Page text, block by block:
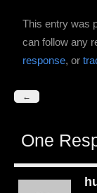
This entry was
can follow any
response, or
←
One